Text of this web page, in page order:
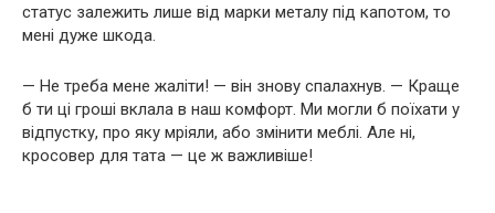
статус залежить лише від марки металу під капотом, то
мені дуже шкода.
— Не треба мене жаліти! — він знову спалахнув. — Краще
б ти ці гроші вклала в наш комфорт. Ми могли б поїхати у
відпустку, про яку мріяли, або змінити меблі. Але ні,
кросовер для тата — це ж важливіше!